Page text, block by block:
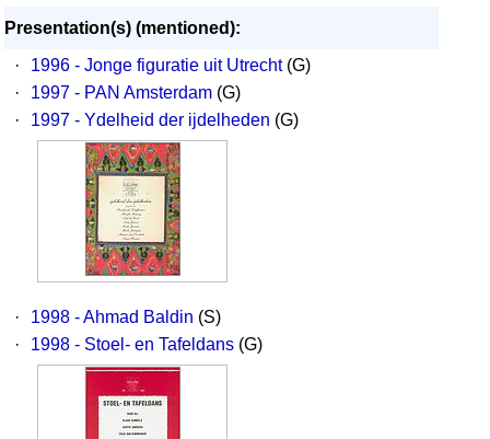
Presentation(s) (mentioned):
·
1996 - Jonge figuratie uit Utrecht(G)
·
1997 - PAN Amsterdam (G)
·
1997 - Ydelheid der ijdelheden (G)
· 1998 - Ahmad Baldin (S)
·
1998 - Stoel- en Tafeldans (G)